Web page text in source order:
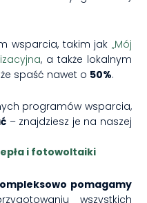
wsparcia, takim jak „Mój
, a także lokalnym
spaść nawet o 50%.
programów wsparcia,
– znajdziesz je na naszej
i fotowoltaiki
pomagamy
wszystkich